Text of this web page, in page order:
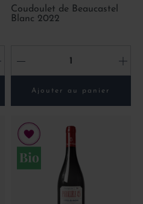
Coudoulet de Beaucastel
Blanc 2022
- +
Ajouter au panier